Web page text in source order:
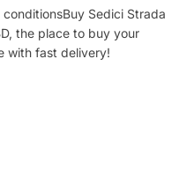
Sedici Strada
the place to buy your
with fast delivery!